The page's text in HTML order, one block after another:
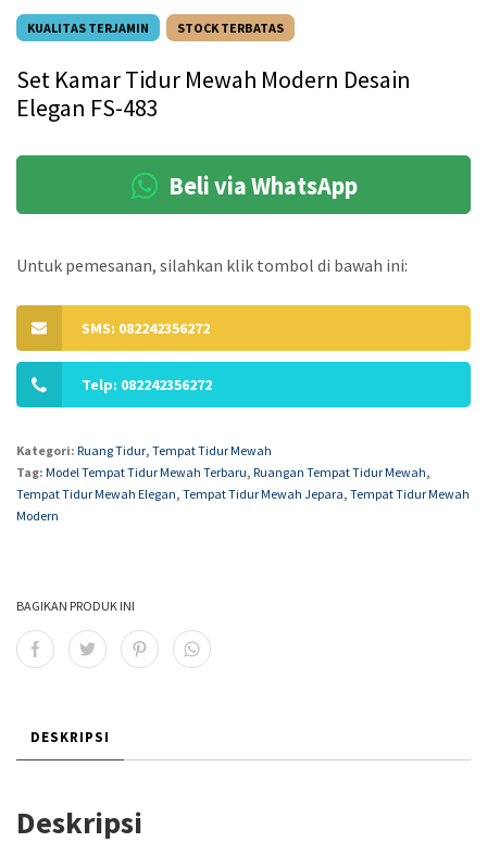
KUALITAS TERJAMIN STOCK TERBATAS
Set Kamar Tidur Mewah Modern Desain
Elegan FS-483
Beli via WhatsApp
Untuk pemesanan, silahkan klik tombol di bawah ini:
SMS: 082242356272
Telp: 082242356272
Kategori: Ruang Tidur, Tempat Tidur Mewah
Tag: Model Tempat Tidur Mewah Terbaru, Ruangan Tempat Tidur Mewah,
Tempat Tidur Mewah Elegan, Tempat Tidur Mewah Jepara, Tempat Tidur Mewah
Modern
BAGIKAN PRODUK INI
DESKRIPSI
Deskripsi